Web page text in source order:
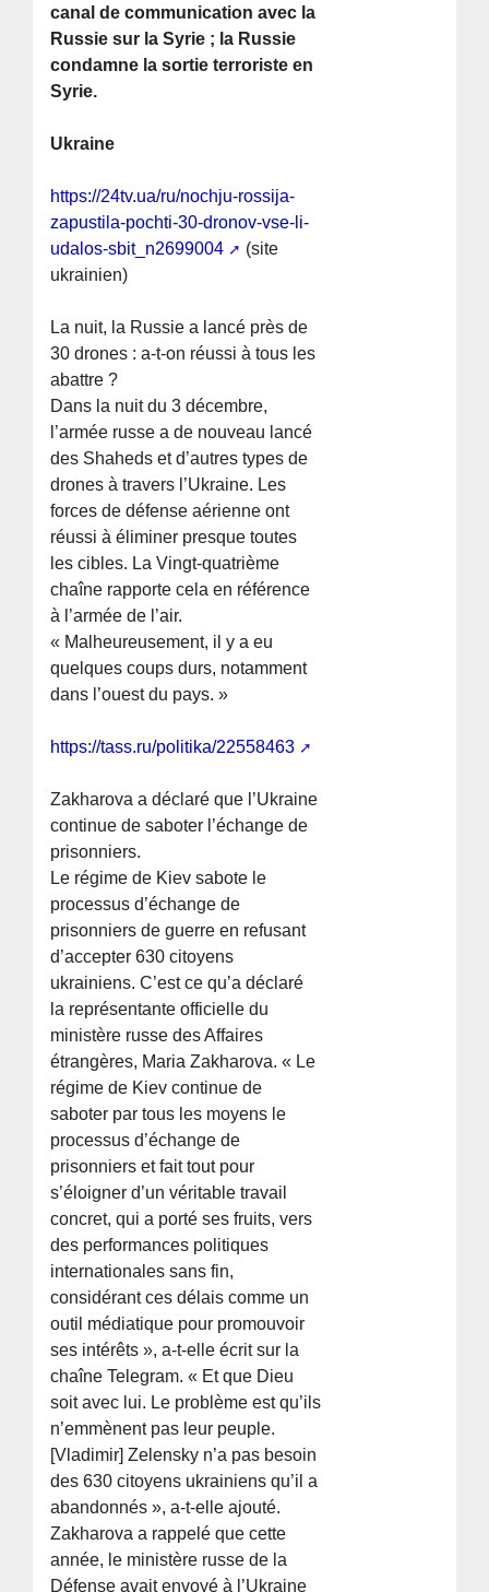
canal de communication avec la
Russie sur la Syrie ; la Russie
condamne la sortie terroriste en
Syrie.
Ukraine
https://24tv.ua/ru/nochju-rossija-
zapustila-pochti-30-dronov-vse-li-
udalos-sbit_n2699004
(site
ukrainien)
La nuit, la Russie a lancé près de
30 drones : a-t-on réussi à tous les
abattre ?
Dans la nuit du 3 décembre,
l’armée russe a de nouveau lancé
des Shaheds et d’autres types de
drones à travers l’Ukraine. Les
forces de défense aérienne ont
réussi à éliminer presque toutes
les cibles. La Vingt-quatrième
chaîne rapporte cela en référence
à l’armée de l’air.
« Malheureusement, il y a eu
quelques coups durs, notamment
dans l’ouest du pays. »
https://tass.ru/politika/22558463
Zakharova a déclaré que l’Ukraine
continue de saboter l’échange de
prisonniers.
Le régime de Kiev sabote le
processus d’échange de
prisonniers de guerre en refusant
d’accepter 630 citoyens
ukrainiens. C’est ce qu’a déclaré
la représentante officielle du
ministère russe des Affaires
étrangères, Maria Zakharova. « Le
régime de Kiev continue de
saboter par tous les moyens le
processus d’échange de
prisonniers et fait tout pour
s’éloigner d’un véritable travail
concret, qui a porté ses fruits, vers
des performances politiques
internationales sans fin,
considérant ces délais comme un
outil médiatique pour promouvoir
ses intérêts », a-t-elle écrit sur la
chaîne Telegram. « Et que Dieu
soit avec lui. Le problème est qu’ils
n’emmènent pas leur peuple.
[Vladimir] Zelensky n’a pas besoin
des 630 citoyens ukrainiens qu’il a
abandonnés », a-t-elle ajouté.
Zakharova a rappelé que cette
année, le ministère russe de la
Défense avait envoyé à l’Ukraine